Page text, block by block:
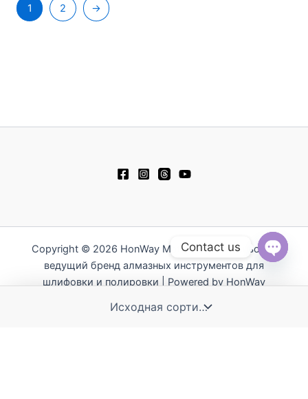
1 2 →
Copyright © 2026 HonWay Materials - Тайваньский
ведущий бренд алмазных инструментов для
шлифовки и полировки | Powered by HonWay
Contact us
Open